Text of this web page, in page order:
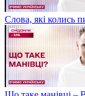
Слова, які колись